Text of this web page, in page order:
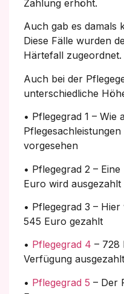
Zahlung erhöht.
Auch gab es damals
Diese Fälle wurden
Härtefall zugeordnet.
Auch bei der
unterschiedliche
• Pflegegrad 1 – Wie
vorgesehen
• Pflegegrad 2 –
Euro wird ausgezahlt
• Pflegegrad 3 –
545 Euro gezahlt
• Pflegegrad 4 – 728
Verfügung ausgezahlt
• Pflegegrad 5 – Der